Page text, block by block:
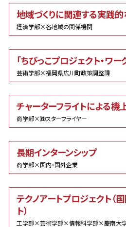
地域づくりに関連する実践
経済学部×各地域の関係機関
「ちびっこプロジェクト・ワ
芸術学部×福岡県広川町政策調整課
チャーターフライトによる機
商学部×㈱スターフライヤー
長期インターンシップ
商学部×国内・国外企業
テクノアートプロジェクト（
ト）
工学部×芸術学部×情報科学部×慶南大学